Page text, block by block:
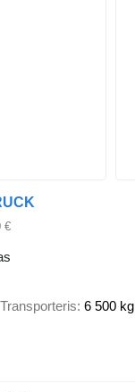
€
Transporteris 6 500 kg